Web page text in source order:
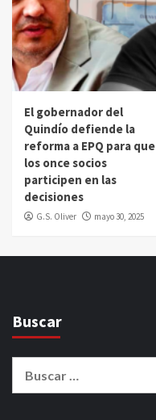
El gobernador del
Quindío defiende la
reforma a EPQ para que
los once socios
participen en las
decisiones
G.S. Oliver mayo 30, 2025
Buscar